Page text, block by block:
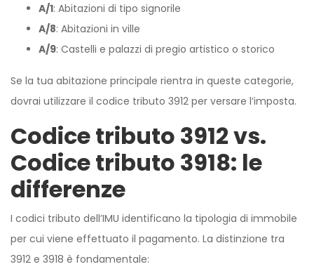
A/1: Abitazioni di tipo signorile
A/8: Abitazioni in ville
A/9: Castelli e palazzi di pregio artistico o storico
Se la tua abitazione principale rientra in queste categorie,
dovrai utilizzare il codice tributo 3912 per versare l’imposta.
Codice tributo 3912 vs.
Codice tributo 3918: le
differenze
I codici tributo dell’IMU identificano la tipologia di immobile
per cui viene effettuato il pagamento. La distinzione tra
3912 e 3918 è fondamentale: